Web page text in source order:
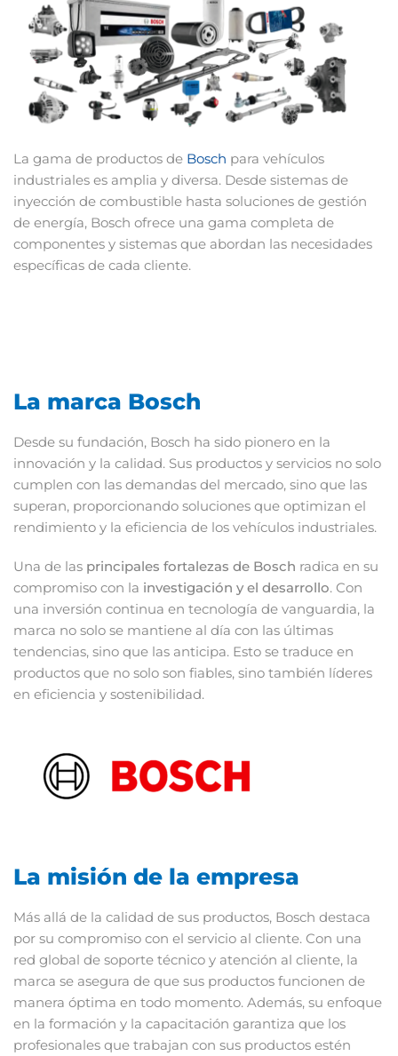
La gama de productos de Bosch para vehículos
industriales es amplia y diversa. Desde sistemas de
inyección de combustible hasta soluciones de gestión
de energía, Bosch ofrece una gama completa de
componentes y sistemas que abordan las necesidades
específicas de cada cliente.
La marca Bosch
Desde su fundación, Bosch ha sido pionero en la
innovación y la calidad. Sus productos y servicios no solo
cumplen con las demandas del mercado, sino que las
superan, proporcionando soluciones que optimizan el
rendimiento y la eficiencia de los vehículos industriales.
Una de las principales fortalezas de Bosch radica en su
compromiso con la investigación y el desarrollo. Con
una inversión continua en tecnología de vanguardia, la
marca no solo se mantiene al día con las últimas
tendencias, sino que las anticipa. Esto se traduce en
productos que no solo son fiables, sino también líderes
en eficiencia y sostenibilidad.
La misión de la empresa
Más allá de la calidad de sus productos, Bosch destaca
por su compromiso con el servicio al cliente. Con una
red global de soporte técnico y atención al cliente, la
marca se asegura de que sus productos funcionen de
manera óptima en todo momento. Además, su enfoque
en la formación y la capacitación garantiza que los
profesionales que trabajan con sus productos estén